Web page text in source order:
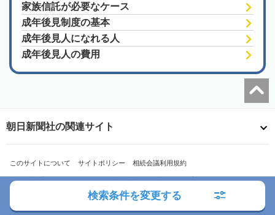
家族信託が必要なケース
成年後見制度の基本
成年後見人になれる人
成年後見人の費用
検索条件を変更する
朝日新聞社の関連サイト
このサイトについて サイトポリシー 相続会議利用規約
相続会議プライバシーポリシー 利用者情報の外部送信 プライバシーポータル
お問い合わせ